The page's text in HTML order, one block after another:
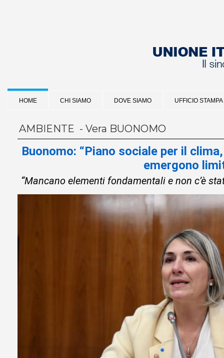
HOME CHI SIAMO DOVE SIAMO UFFICIO STAMPA
AMBIENTE - Vera BUONOMO
Buonomo: “Piano sociale per il
emergono
“Mancano elementi fondamentali e non c’è